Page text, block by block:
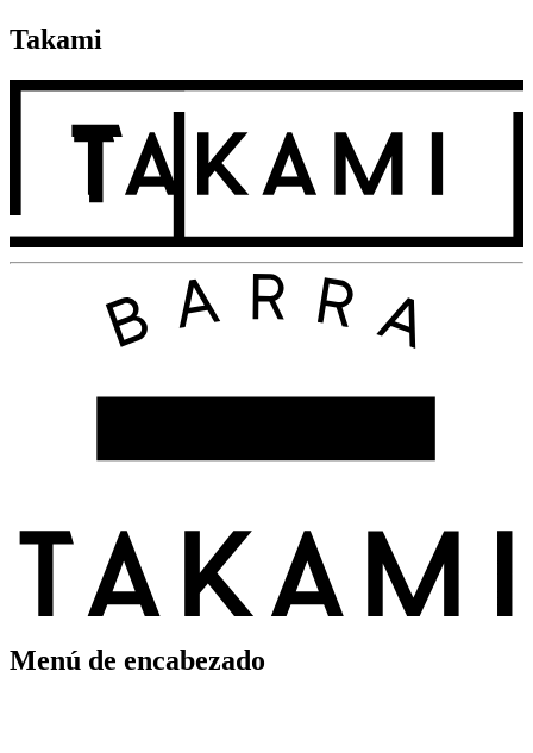
Takami
Menú de encabezado